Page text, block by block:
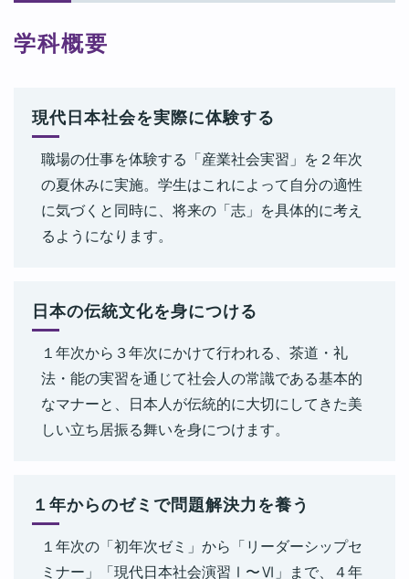
大井智香子准教授が研究代表を務めた研究成果が『地域福祉研
生成AI×福祉×社会課題！自分たちの力で未来を変える授業がス
タート
令和7年4月5日
生成AIパスポート試験に学部初の合格者！6名が快挙
生成AI人材養成において一般社団法人生成AI活用普及協会
令和7年3月19日
ニュース」で紹介されました！
現代日本社会学科 福祉展開コース教員による生成AI研究がユニ
ベール財団研究助成に採択されました！
【フィンランド公共放送Yle】
令和7年1月24日
現代日本社会学科 瓜田理子准教授 記事掲載のお知らせ【神
学科概要
現代日本社会を実際に体験する
職場の仕事を体験する「産業社会実習」を２年次
の夏休みに実施。学生はこれによって自分の適性
に気づくと同時に、将来の「志」を具体的に考え
るようになります。
日本の伝統文化を身につける
１年次から３年次にかけて行われる、茶道・礼
法・能の実習を通じて社会人の常識である基本的
なマナーと、日本人が伝統的に大切にしてきた美
しい立ち居振る舞いを身につけます。
１年からのゼミで問題解決力を養う
１年次の「初年次ゼミ」から「リーダーシップセ
ミナー」「現代日本社会演習Ⅰ〜Ⅵ」まで、４年